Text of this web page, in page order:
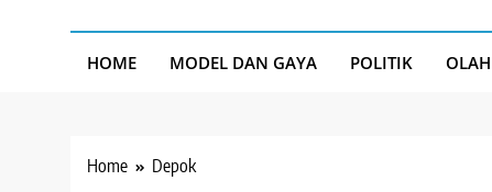
HOME MODEL DAN GAYA POLITIK
Home Depok